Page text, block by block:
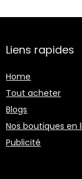
Liens rapides
Home
Tout acheter
Blogs
Nos boutiques en
Publicité